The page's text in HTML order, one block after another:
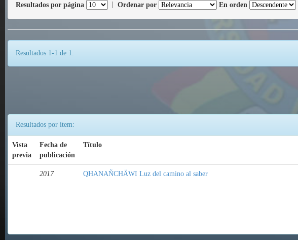
Resultados por página Ordenar por En orden
Resultados 1-1 de 1.
Resultados por ítem:
Vista
previa
Fecha de
publicación
Título
2017 QHANAÑCHÄWI Luz del camino al saber